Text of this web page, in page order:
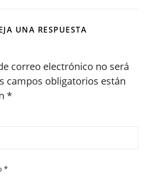
UNA RESPUESTA
correo electrónico no será
campos obligatorios están
*
*